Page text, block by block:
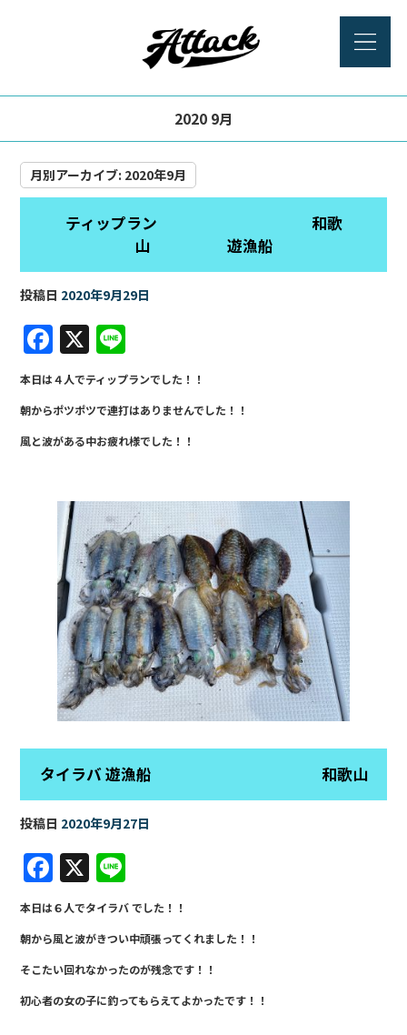
2020 9月
月別アーカイブ: 2020年9月
ティップラン 和歌
山 遊漁船
投稿日 2020年9月29日
F
a
c
e
b
o
k
X
n
e
本日は４人でティップランでした！！
朝からポツポツで連打はありませんでした！！
風と波がある中お疲れ様でした！！
タイラバ 遊漁船 和歌山
投稿日 2020年9月27日
F
a
c
e
b
o
X
n
e
本日は６人でタイラバ でした！！
朝から風と波がきつい中頑張ってくれました！！
そこたい回れなかったのが残念です！！
初心者の女の子に釣ってもらえてよかったです！！